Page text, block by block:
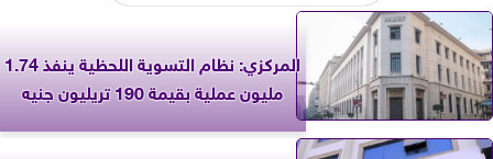
المركزي: نظام التسوية اللحظية ينفذ 1.74
مليون عملية بقيمة 190 تريليون جنيه